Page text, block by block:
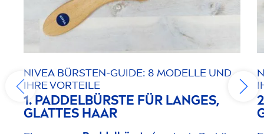
NIVEA BÜRSTEN-GUIDE: 8 MODELLE UND
IHRE VORTEILE
1. PADDELBÜRSTE FÜR LANGES,
GLATTES HAAR